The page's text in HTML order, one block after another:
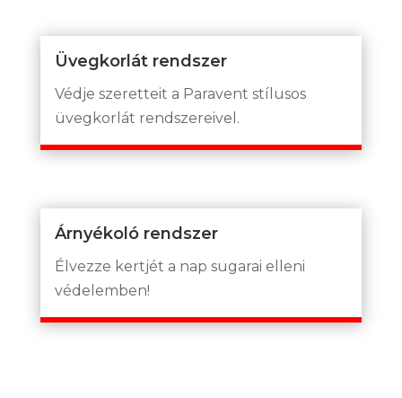
Üvegkorlát rendszer
Védje szeretteit a Paravent stílusos
üvegkorlát rendszereivel.
Árnyékoló rendszer
Élvezze kertjét a nap sugarai elleni
védelemben!